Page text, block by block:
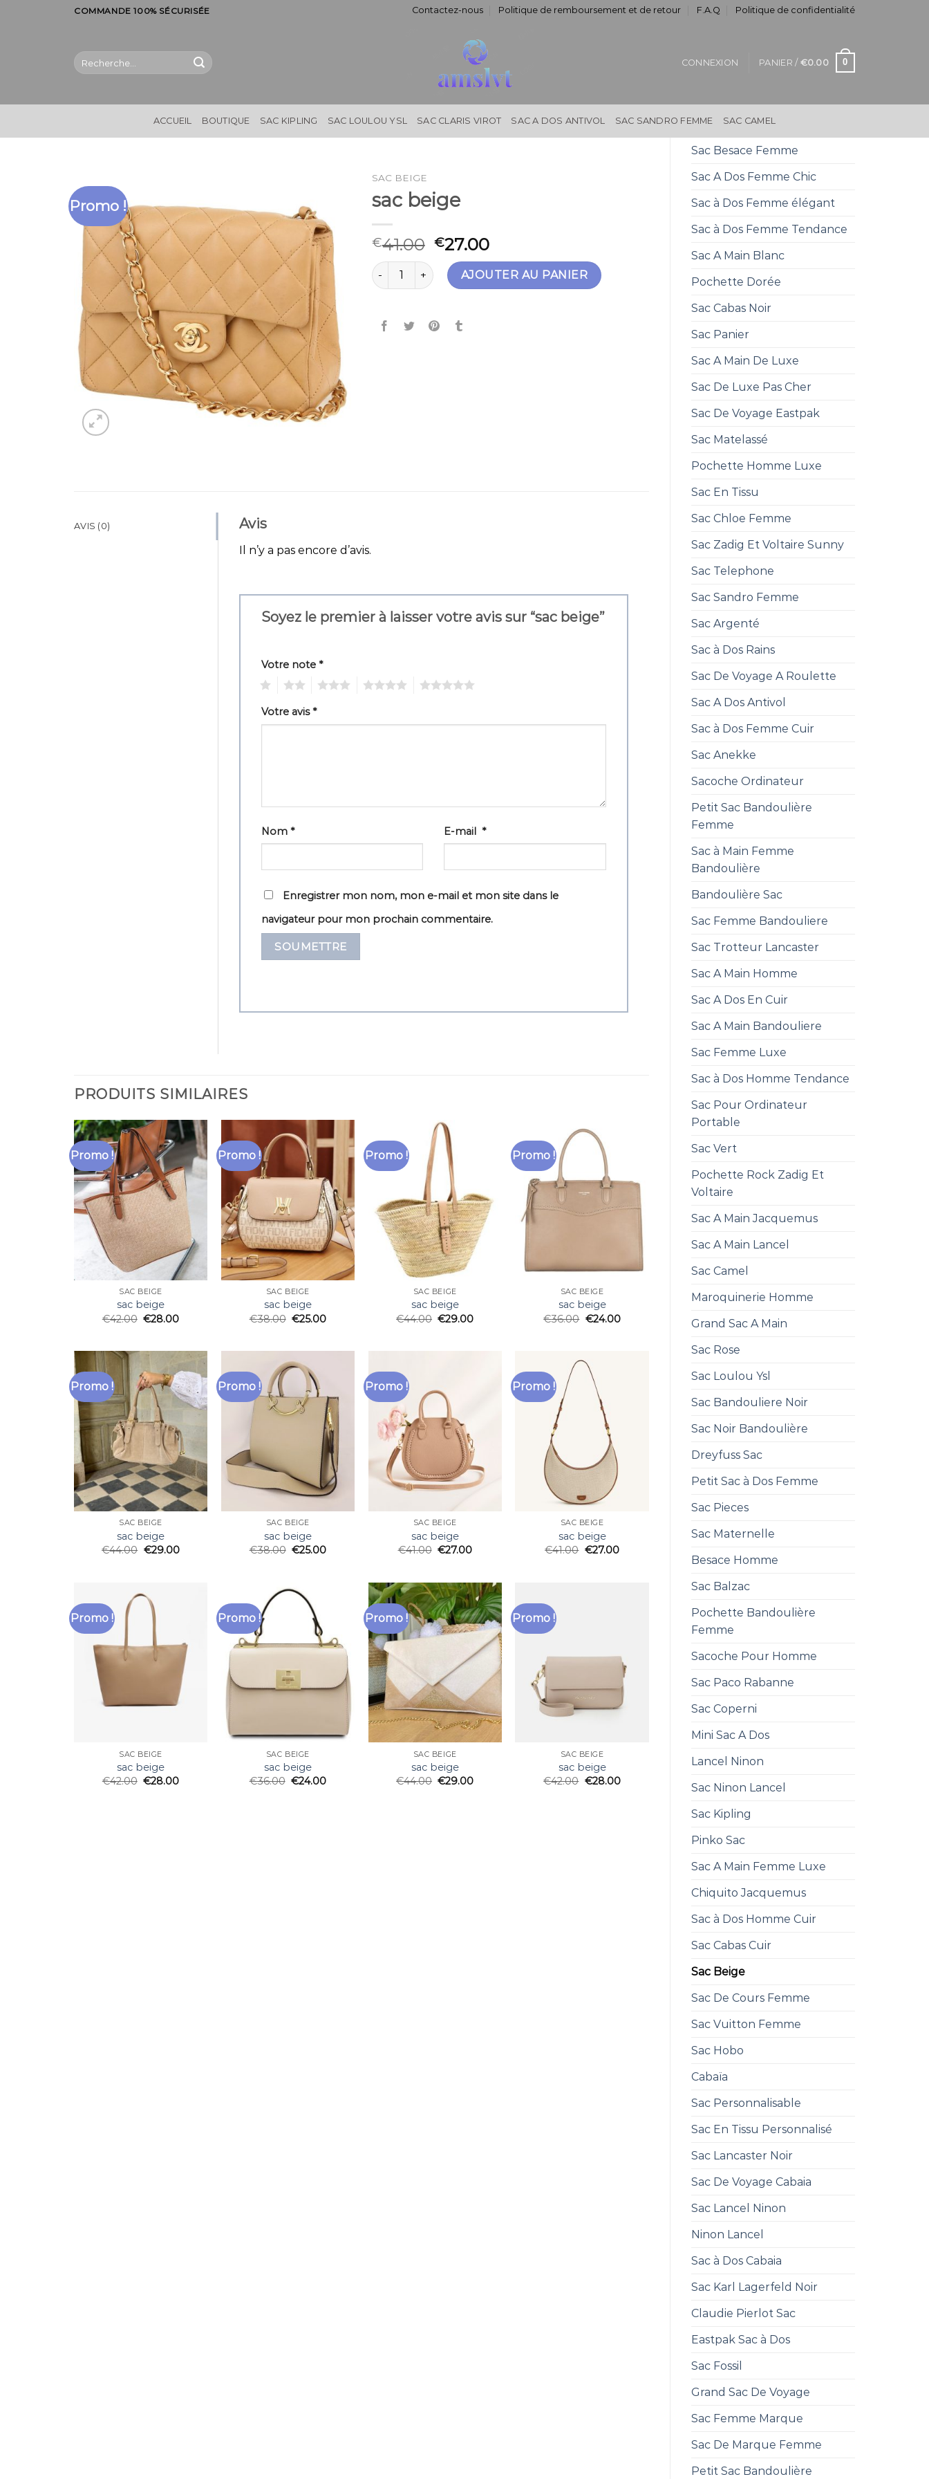
COMMANDE 100% SÉCURISÉE Contactez-nous Politique de remboursement et de retour F.A.Q Politique de confidentialité
Recherche
pour :
CONNEXION PANIER / €0.00 0
ACCUEIL BOUTIQUE SAC KIPLING SAC LOULOU YSL SAC CLARIS VIROT SAC A DOS ANTIVOL SAC SANDRO FEMME SAC CAMEL
Sac Besace Femme
Sac A Dos Femme Chic
Sac à Dos Femme élégant
Sac à Dos Femme Tendance
Sac A Main Blanc
Pochette Dorée
Sac Cabas Noir
Sac Panier
Sac A Main De Luxe
Sac De Luxe Pas Cher
Sac De Voyage Eastpak
Sac Matelassé
Pochette Homme Luxe
Sac En Tissu
Sac Chloe Femme
Sac Zadig Et Voltaire Sunny
Sac Telephone
Sac Sandro Femme
Sac Argenté
Sac à Dos Rains
Sac De Voyage A Roulette
Sac A Dos Antivol
Sac à Dos Femme Cuir
Sac Anekke
Sacoche Ordinateur
Petit Sac Bandoulière
Femme
Sac à Main Femme
Bandoulière
Bandoulière Sac
Sac Femme Bandouliere
Sac Trotteur Lancaster
Sac A Main Homme
Sac A Dos En Cuir
Sac A Main Bandouliere
Sac Femme Luxe
Sac à Dos Homme Tendance
Sac Pour Ordinateur
Portable
Sac Vert
Pochette Rock Zadig Et
Voltaire
Sac A Main Jacquemus
Sac A Main Lancel
Sac Camel
Maroquinerie Homme
Grand Sac A Main
Sac Rose
Sac Loulou Ysl
Sac Bandouliere Noir
Sac Noir Bandoulière
Dreyfuss Sac
Petit Sac à Dos Femme
Sac Pieces
Sac Maternelle
Besace Homme
Sac Balzac
Pochette Bandoulière
Femme
Sacoche Pour Homme
Sac Paco Rabanne
Sac Coperni
Mini Sac A Dos
Lancel Ninon
Sac Ninon Lancel
Sac Kipling
Pinko Sac
Sac A Main Femme Luxe
Chiquito Jacquemus
Sac à Dos Homme Cuir
Sac Cabas Cuir
Sac Beige
Sac De Cours Femme
Sac Vuitton Femme
Sac Hobo
Cabaïa
Sac Personnalisable
Sac En Tissu Personnalisé
Sac Lancaster Noir
Sac De Voyage Cabaia
Sac Lancel Ninon
Ninon Lancel
Sac à Dos Cabaia
Sac Karl Lagerfeld Noir
Claudie Pierlot Sac
Eastpak Sac à Dos
Sac Fossil
Grand Sac De Voyage
Sac Femme Marque
Sac De Marque Femme
Petit Sac Bandoulière
Promo !
SAC BEIGE
sac beige
€41.00 €27.00
quantité de sac beigeAJOUTER AU PANIER
AVIS (0) Avis
Il n’y a pas encore d’avis.
Soyez le premier à laisser votre avis sur “sac beige”
Votre note *
Votre avis*
Nom * E-mail*
Enregistrer mon nom, mon e-mail et mon site dans le
navigateur pour mon prochain commentaire.
PRODUITS SIMILAIRES
Promo !
SAC BEIGE
sac beige
€42.00 €28.00
Promo !
SAC BEIGE
sac beige
€38.00 €25.00
Promo !
SAC BEIGE
sac beige
€44.00 €29.00
Promo !
SAC BEIGE
sac beige
€36.00 €24.00
Promo !
SAC BEIGE
sac beige
€44.00 €29.00
Promo !
SAC BEIGE
sac beige
€38.00 €25.00
Promo !
SAC BEIGE
sac beige
€41.00 €27.00
Promo !
SAC BEIGE
sac beige
€41.00 €27.00
Promo !
SAC BEIGE
sac beige
€42.00 €28.00
Promo !
SAC BEIGE
sac beige
€36.00 €24.00
Promo !
SAC BEIGE
sac beige
€44.00 €29.00
Promo !
SAC BEIGE
sac beige
€42.00 €28.00